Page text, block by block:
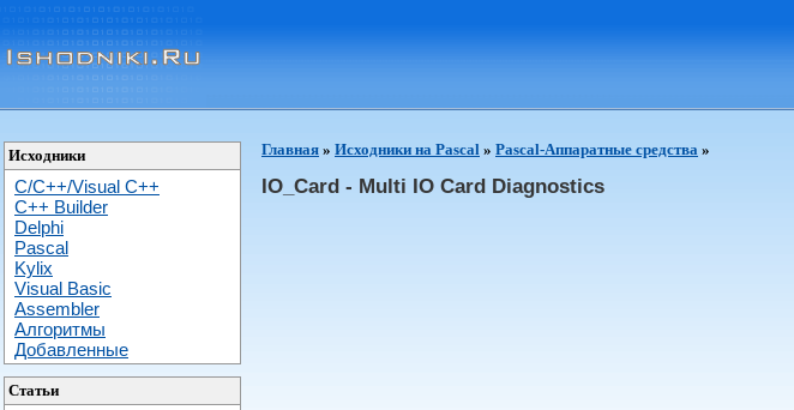
Исходники
C/C++/Visual C++
С++ Builder
Delphi
Pascal
Kylix
Visual Basic
Assembler
Алгоритмы
Добавленные
Статьи
Главная » Исходники на Pascal » Pascal-Аппаратные средства »
IO_Card - Multi IO Card Diagnostics